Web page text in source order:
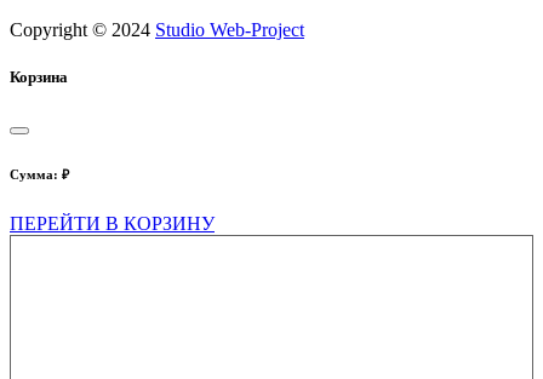
Copyright © 2024 Studio Web-Project
Корзина
Сумма: ₽
ПЕРЕЙТИ В КОРЗИНУ